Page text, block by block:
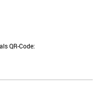
QR-Code: